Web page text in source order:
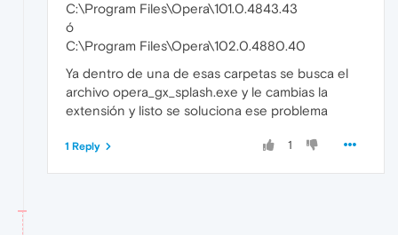
C:\Program Files\Opera\101.0.4843.43
ó
C:\Program Files\Opera\102.0.4880.40
Ya dentro de una de esas carpetas se busca el
archivo opera_gx_splash.exe y le cambias la
extensión y listo se soluciona ese problema
1
1 Reply